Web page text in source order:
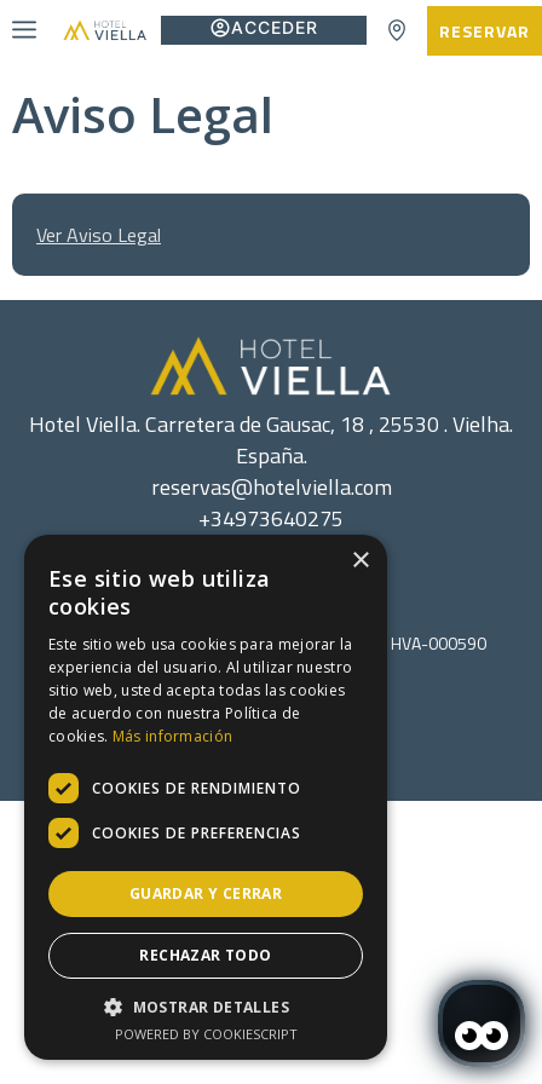
ACCEDER RESERVAR
Aviso Legal
Ver Aviso Legal
Hotel Viella. Carretera de Gausac, 18 , 25530 . Vielha.
España.
reservas@hotelviella.com
+34973640275
© Hotel Viella 2026. Registro establecimiento: HVA-000590
Política de cookies
Política de privacidad
Aviso legal
×
Ese sitio web utiliza
cookies
Este sitio web usa cookies para mejorar la
experiencia del usuario. Al utilizar nuestro
sitio web, usted acepta todas las cookies
de acuerdo con nuestra Política de
cookies. Más información
COOKIES DE RENDIMIENTO
COOKIES DE PREFERENCIAS
GUARDAR Y CERRAR
RECHAZAR TODO
MOSTRAR DETALLES
POWERED BY COOKIESCRIPT